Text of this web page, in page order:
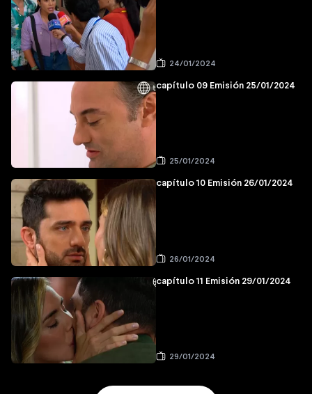
24/01/2024
capítulo 09 Emisión 25/01/2024
25/01/2024
capítulo 10 Emisión 26/01/2024
26/01/2024
capítulo 11 Emisión 29/01/2024
29/01/2024